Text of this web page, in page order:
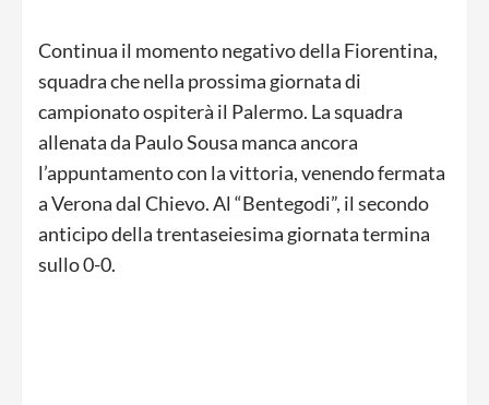
Continua il momento negativo della Fiorentina,
squadra che nella prossima giornata di
campionato ospiterà il Palermo. La squadra
allenata da Paulo Sousa manca ancora
l’appuntamento con la vittoria, venendo fermata
a Verona dal Chievo. Al “Bentegodi”, il secondo
anticipo della trentaseiesima giornata termina
sullo 0-0.